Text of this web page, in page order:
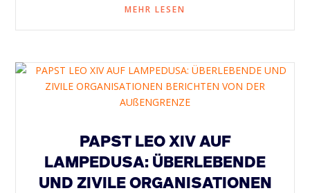
MEHR LESEN
PAPST LEO XIV AUF
LAMPEDUSA: ÜBERLEBENDE
UND ZIVILE ORGANISATIONEN